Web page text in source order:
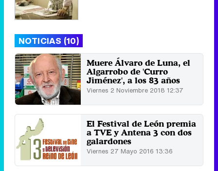
NOTICIAS (10)
Muere Álvaro de Luna, el
Algarrobo de 'Curro
Jiménez', a los 83 años
Viernes 2 Noviembre 2018 12:37
El Festival de León premia
a TVE y Antena 3 con dos
galardones
Viernes 27 Mayo 2016 13:36